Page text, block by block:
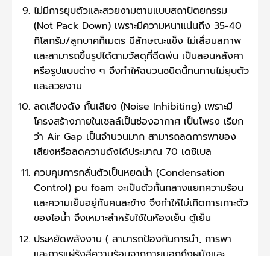
ไม่มีการยุบตัวและสวยงามตามแบบสถาปัตยกรรม
(Not Pack Down) เพราะมีความหนาแน่นถึง 35-40
กิโลกรัม/ลูกบาศก็เมตร มีลักษณะแข็ง ไม่เสื่อมสภาพ
และสามารถขึ้นรูปได้ตามวัสดุที่ฉีดพ่น เป็นลอนหลังคา
หรือรูปแบบต่าง ๆ จึงทำให้ฉนวนชนิดนี้ทนทานไม่ยุบตัว
และสวยงาม
ลดเสียงดัง กั้นเสียง (Noise Inhibiting) เพราะมี
โครงสร้างภายในเซลล์เป็นช่องอากาศ เป็นโพรง เรียก
ว่า Air Gap เป็นจำนวนมาก สามารถลดการพาของ
เสียงหรือลดความดังได้ประมาณ 70 เดซิเบล
ควบคุมการกลั่นตัวเป็นหยดน้ำ (Condensation
Control) pu foam จะเป็นตัวกั้นกลางแยกความร้อน
และความเย็นอยู่กันคนละข้าง จึงทำให้ไม่เกิดการเกาะตัว
ของไอน้ำ จึงเหมาะสำหรับใช้ในห้องเย็น ตู้เย็น
ประหยัดพลังงาน ( สามารถป้องกันการนำ, การพา